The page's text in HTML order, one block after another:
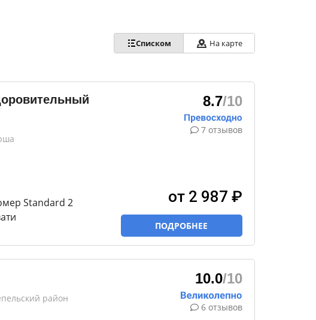
Списком На карте
Standard 2
8.7/10
7 отзывов
от 2 987 ₽
ПОДРОБНЕЕ
район
10.0/10
6 отзывов